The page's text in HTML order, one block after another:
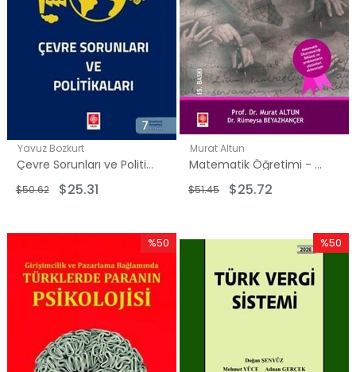
Yavuz Bozkurt
Çevre Sorunları ve Politikaları
$25.31
$50.62
Murat Altun
Matematik Öğretimi - Ortaokullarda
$25.72
$51.45
%50
İndirim
%50İndirim
%50